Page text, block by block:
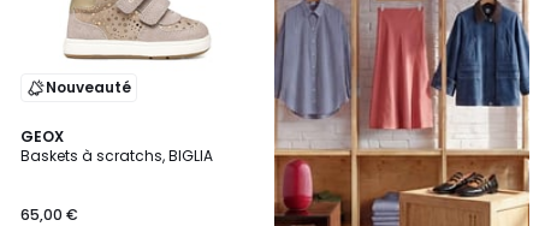
Nouveauté
GEOX
Baskets à scratchs, BIGLIA
65,00 €
2
Couleurs